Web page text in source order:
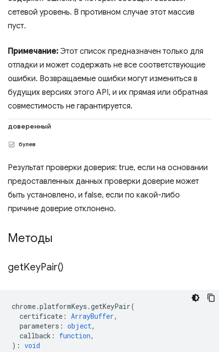
сетевой уровень. В противном случае этот массив
пуст.
Примечание: Этот список предназначен только для
отладки и может содержать не все соответствующие
ошибки. Возвращаемые ошибки могут измениться в
будущих версиях этого API, и их прямая или обратная
совместимость не гарантируется.
доверенный
булев
Результат проверки доверия: true, если на основании
предоставленных данных проверки доверие может
быть установлено, и false, если по какой-либо
причине доверие отклонено.
Методы
getKeyPair()
chrome.platformKeys .getKeyPair(
certificate : ArrayBuffer,
parameters : object,
callback : function,
) : void